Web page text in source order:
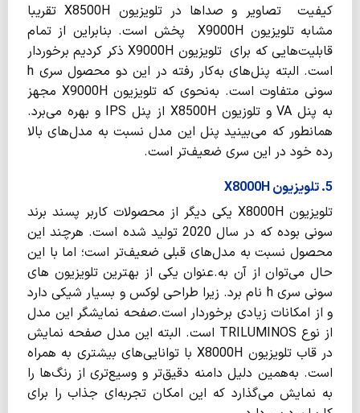
کیفیت تصاویر و صدا‌ها در تلویزیون X8500H تقریبا
مشابه تلویزیون X9000H پخش است. بنابراین از تمام
قابلیت‌هایی که برای تلویزیون X9000H ذکر کردیم برخوردار
است. البته پنل‌های به‌کار رفته در این دو محصول سری h
سونی متفاوت است. به‌نحوی که تلویزیون X9000H مجهز
به پنل VA و تلوزیون X8500H از پنل IPS و بهره می‌برد.
همانطور که می‌بینید پنل این مدل نسبت به مدل‌های بالا
رده خود در این سری ضعیف‌تر است.
5. تلویزیون X8000H
تلویزیون X8000H یکی دیگر از محصولات کاربر پسند برند
سونی بوده که در سال 2020 تولید شده است. هرچند این
محصول نسبت به مدل‌های قبلی ضعیف‌تر است؛ اما با این
حال می‌توان از آن به.عنوان یکی از بهترین تلویزیون های
سونی سری h نام برد. زیرا طراحی لوکس و بسیار شیکی دارد
و از امکانات زیادی برخوردار است.صفحه نمایشگر این مدل
از نوع TRILUMINOS است. البته این مدل صفحه نمایش
در قاب تلویزیون X8000H با توانایی‌های بیشتری به همراه
است. به‌همین دلیل دامنه دقیق‌تر و وسیع‌تری از رنگ‌ها را
به نمایش می‌گذارد که این امکان تجربه‌ای جذاب را برای